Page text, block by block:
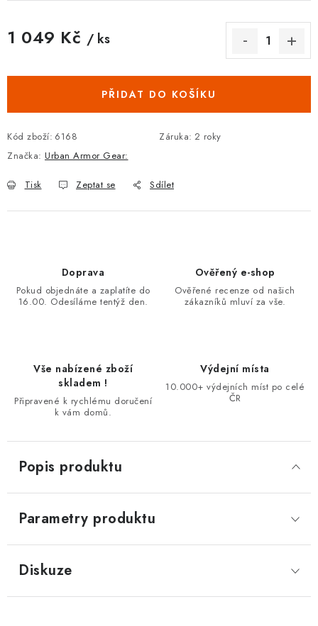
1 049 Kč / ks
PŘIDAT DO KOŠÍKU
Kód zboží: 6168 Záruka: 2 roky
Značka: Urban Armor Gear:
Tisk Zeptat se Sdílet
Doprava
Pokud objednáte a zaplatíte do
16.00. Odesíláme tentýž den.
Ověřený e-shop
Ověřené recenze od našich
zákazníků mluví za vše.
Vše nabízené zboží
skladem !
Připravené k rychlému doručení
k vám domů.
Výdejní místa
10.000+ výdejních míst po celé
ČR
Popis produktu
Parametry produktu
Diskuze